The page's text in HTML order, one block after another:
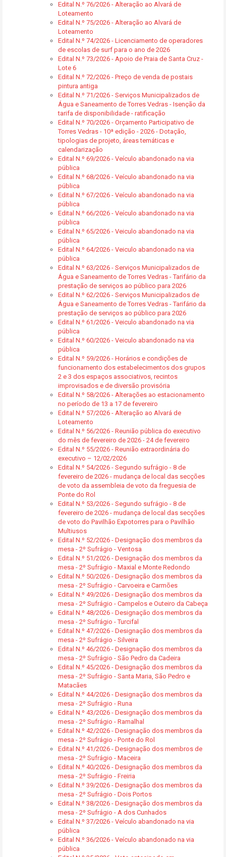
Edital N.º 76/2026 - Alteração ao Alvará de
Loteamento
Edital N.º 75/2026 - Alteração ao Alvará de
Loteamento
Edital N.º 74/2026 - Licenciamento de operadores
de escolas de surf para o ano de 2026
Edital N.º 73/2026 - Apoio de Praia de Santa Cruz -
Lote 6
Edital N.º 72/2026 - Preço de venda de postais
pintura antiga
Edital N.º 71/2026 - Serviços Municipalizados de
Água e Saneamento de Torres Vedras - Isenção da
tarifa de disponibilidade - ratificação
Edital N.º 70/2026 - Orçamento Participativo de
Torres Vedras - 10ª edição - 2026 - Dotação,
tipologias de projeto, áreas temáticas e
calendarização
Edital N.º 69/2026 - Veículo abandonado na via
pública
Edital N.º 68/2026 - Veículo abandonado na via
pública
Edital N.º 67/2026 - Veículo abandonado na via
pública
Edital N.º 66/2026 - Veículo abandonado na via
pública
Edital N.º 65/2026 - Veiculo abandonado na via
pública
Edital N.º 64/2026 - Veiculo abandonado na via
pública
Edital N.º 63/2026 - Serviços Municipalizados de
Água e Saneamento de Torres Vedras - Tarifário da
prestação de serviços ao público para 2026
Edital N.º 62/2026 - Serviços Municipalizados de
Água e Saneamento de Torres Vedras - Tarifário da
prestação de serviços ao público para 2026
Edital N.º 61/2026 - Veiculo abandonado na via
pública
Edital N.º 60/2026 - Veiculo abandonado na via
pública
Edital N.º 59/2026 - Horários e condições de
funcionamento dos estabelecimentos dos grupos
2 e 3 dos espaços associativos, recintos
improvisados e de diversão provisória
Edital N.º 58/2026 - Alterações ao estacionamento
no período de 13 a 17 de fevereiro
Edital N.º 57/2026 - Alteração ao Alvará de
Loteamento
Edital N.º 56/2026 - Reunião pública do executivo
do mês de fevereiro de 2026 - 24 de fevereiro
Edital N.º 55/2026 - Reunião extraordinária do
executivo – 12/02/2026
Edital N.º 54/2026 - Segundo sufrágio - 8 de
fevereiro de 2026 - mudança de local das secções
de voto da assembleia de voto da freguesia de
Ponte do Rol
Edital N.º 53/2026 - Segundo sufrágio - 8 de
fevereiro de 2026 - mudança de local das secções
de voto do Pavilhão Expotorres para o Pavilhão
Multiusos
Edital N.º 52/2026 - Designação dos membros da
mesa - 2º Sufrágio - Ventosa
Edital N.º 51/2026 - Designação dos membros da
mesa - 2º Sufrágio - Maxial e Monte Redondo
Edital N.º 50/2026 - Designação dos membros da
mesa - 2º Sufrágio - Carvoeira e Carmões
Edital N.º 49/2026 - Designação dos membros da
mesa - 2º Sufrágio - Campelos e Outeiro da Cabeça
Edital N.º 48/2026 - Designação dos membros da
mesa - 2º Sufrágio - Turcifal
Edital N.º 47/2026 - Designação dos membros da
mesa - 2º Sufrágio - Silveira
Edital N.º 46/2026 - Designação dos membros da
mesa - 2º Sufrágio - São Pedro da Cadeira
Edital N.º 45/2026 - Designação dos membros da
mesa - 2º Sufrágio - Santa Maria, São Pedro e
Matacães
Edital N.º 44/2026 - Designação dos membros da
mesa - 2º Sufrágio - Runa
Edital N.º 43/2026 - Designação dos membros da
mesa - 2º Sufrágio - Ramalhal
Edital N.º 42/2026 - Designação dos membros da
mesa - 2º Sufrágio - Ponte do Rol
Edital N.º 41/2026 - Designação dos membros de
mesa - 2º Sufrágio - Maceira
Edital N.º 40/2026 - Designação dos membros da
mesa - 2º Sufrágio - Freiria
Edital N.º 39/2026 - Designação dos membros da
mesa - 2º Sufrágio - Dois Portos
Edital N.º 38/2026 - Designação dos membros da
mesa - 2º Sufrágio - A dos Cunhados
Edital N.º 37/2026 - Veículo abandonado na via
pública
Edital N.º 36/2026 - Veículo abandonado na via
pública